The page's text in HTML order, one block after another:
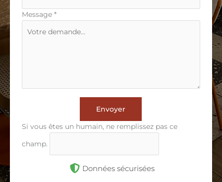
Message *
Envoyer
Si vous êtes un humain, ne remplissez pas ce
champ.
Données sécurisées